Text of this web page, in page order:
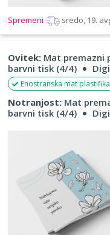
Spremeni sredo, 19.
Ovitek: Mat premazni
barvni tisk (4/4)
Enostranska mat
Notranjost: Mat
barvni tisk (4/4)